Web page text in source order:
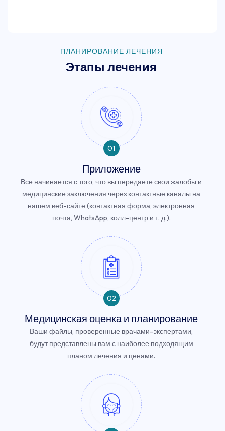
ПЛАНИРОВАНИЕ ЛЕЧЕНИЯ
Этапы лечения
01
Приложение
Все начинается с того, что вы передаете свои жалобы и
медицинские заключения через контактные каналы на
нашем веб-сайте (контактная форма, электронная
почта, WhatsApp, колл-центр и т. д.).
02
Медицинская оценка и планирование
Ваши файлы, проверенные врачами-экспертами,
будут представлены вам с наиболее подходящим
планом лечения и ценами.